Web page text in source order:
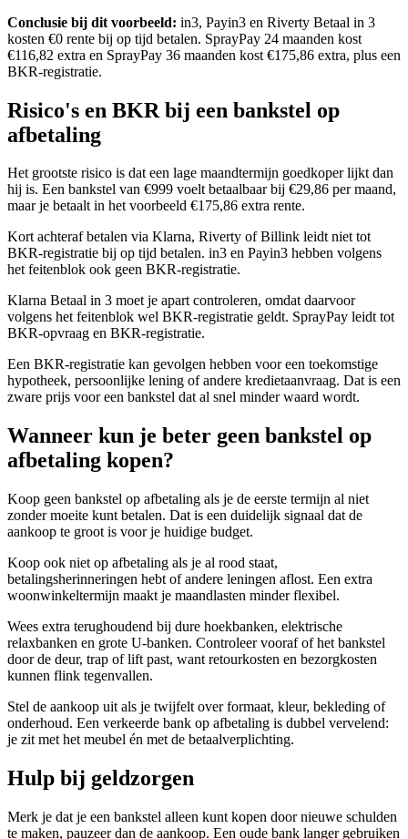
Conclusie bij dit voorbeeld: in3, Payin3 en Riverty Betaal in 3
kosten €0 rente bij op tijd betalen. SprayPay 24 maanden kost
€116,82 extra en SprayPay 36 maanden kost €175,86 extra, plus een
BKR-registratie.
Risico's en BKR bij een bankstel op
afbetaling
Het grootste risico is dat een lage maandtermijn goedkoper lijkt dan
hij is. Een bankstel van €999 voelt betaalbaar bij €29,86 per maand,
maar je betaalt in het voorbeeld €175,86 extra rente.
Kort achteraf betalen via Klarna, Riverty of Billink leidt niet tot
BKR-registratie bij op tijd betalen. in3 en Payin3 hebben volgens
het feitenblok ook geen BKR-registratie.
Klarna Betaal in 3 moet je apart controleren, omdat daarvoor
volgens het feitenblok wel BKR-registratie geldt. SprayPay leidt tot
BKR-opvraag en BKR-registratie.
Een BKR-registratie kan gevolgen hebben voor een toekomstige
hypotheek, persoonlijke lening of andere kredietaanvraag. Dat is een
zware prijs voor een bankstel dat al snel minder waard wordt.
Wanneer kun je beter geen bankstel op
afbetaling kopen?
Koop geen bankstel op afbetaling als je de eerste termijn al niet
zonder moeite kunt betalen. Dat is een duidelijk signaal dat de
aankoop te groot is voor je huidige budget.
Koop ook niet op afbetaling als je al rood staat,
betalingsherinneringen hebt of andere leningen aflost. Een extra
woonwinkeltermijn maakt je maandlasten minder flexibel.
Wees extra terughoudend bij dure hoekbanken, elektrische
relaxbanken en grote U-banken. Controleer vooraf of het bankstel
door de deur, trap of lift past, want retourkosten en bezorgkosten
kunnen flink tegenvallen.
Stel de aankoop uit als je twijfelt over formaat, kleur, bekleding of
onderhoud. Een verkeerde bank op afbetaling is dubbel vervelend:
je zit met het meubel én met de betaalverplichting.
Hulp bij geldzorgen
Merk je dat je een bankstel alleen kunt kopen door nieuwe schulden
te maken, pauzeer dan de aankoop. Een oude bank langer gebruiken